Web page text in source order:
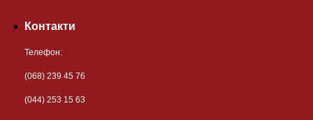
Контакти
Телефон:
(068) 239 45 76
(044) 253 15 63